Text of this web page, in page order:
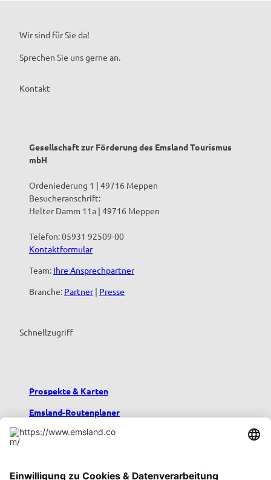
Wir sind für Sie da!
Sprechen Sie uns gerne an.
Kontakt
Gesellschaft zur Förderung des Emsland Tourismus
mbH
Ordeniederung 1 | 49716 Meppen
Besucheranschrift:
Helter Damm 11a | 49716 Meppen
Telefon: 05931 92509-00
Kontaktformular
Team: Ihre Ansprechpartner
Branche: Partner| Presse
Schnellzugriff
Prospekte & Karten
Emsland-Routenplaner
Emsland-Blog
Urlaub mit Kindern